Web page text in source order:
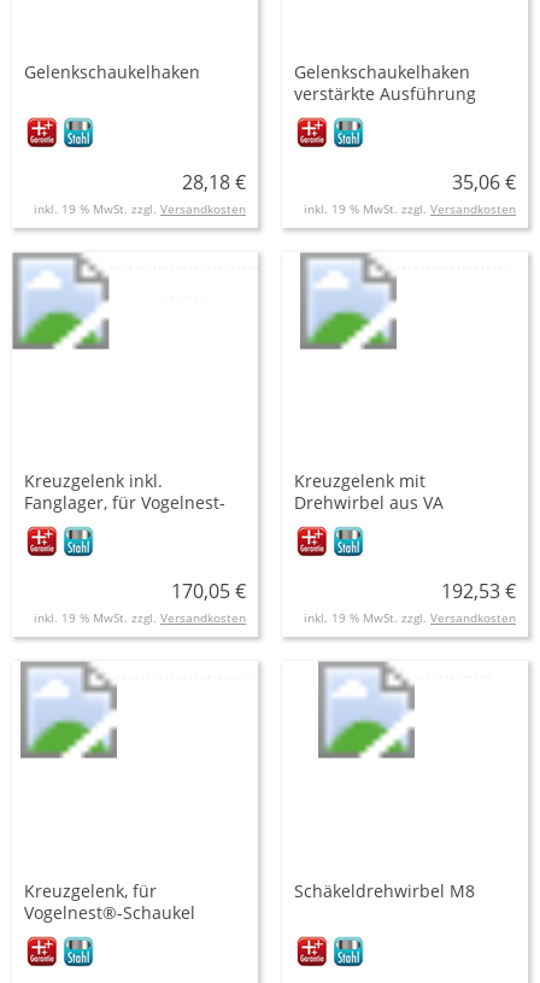
Gelenkschaukelhaken
28,18 €
inkl. 19 % MwSt. zzgl. Versandkosten
Gelenkschaukelhaken
verstärkte Ausführung
35,06 €
inkl. 19 % MwSt. zzgl. Versandkosten
Kreuzgelenk inkl.
Fanglager, für Vogelnest-
Schaukel
170,05 €
inkl. 19 % MwSt. zzgl. Versandkosten
Kreuzgelenk mit
Drehwirbel aus VA
192,53 €
inkl. 19 % MwSt. zzgl. Versandkosten
Kreuzgelenk, für
Vogelnest®-Schaukel
Schäkeldrehwirbel M8